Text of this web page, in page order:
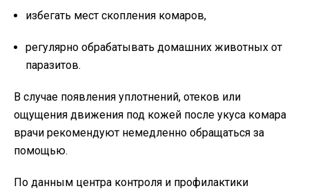
избегать мест скопления комаров,
регулярно обрабатывать домашних животных от
паразитов.
В случае появления уплотнений, отеков или
ощущения движения под кожей после укуса комара
врачи рекомендуют немедленно обращаться за
помощью.
По данным центра контроля и профилактики